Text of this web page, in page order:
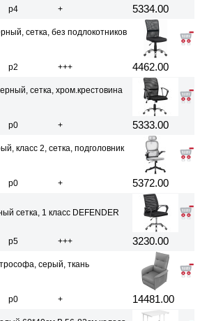
р4 + 5334.00
сетка, без подлокотников
р2 +++ 4462.00
сетка, хром.крестовина
р0 + 5333.00
класс 2, сетка, подголовник
р0 + 5372.00
сетка, 1 класс DEFENDER
р5 +++ 3230.00
серый, ткань
р0 + 14481.00